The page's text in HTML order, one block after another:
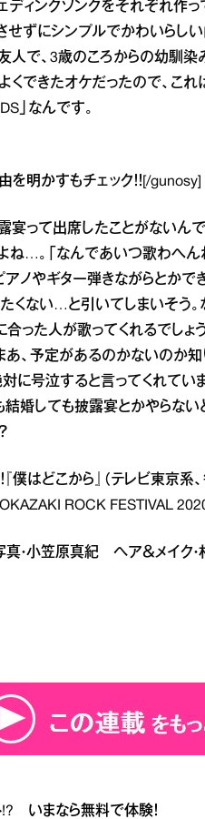
ディングソングをそれぞれ作っ
せずにシンプルでかわいらし
で、3歳のころからの幼馴染
くできたオケだったので、こ
」なんです。
を明かす もチェック！！[/gunosy]
って出席したことがないんで
…。「なんであいつ歌わへん
ノやギター弾きながらとかで
くない…と引いてしまいそう
合った人が歌ってくれるでしょ
、予定があるのかないのか知
に号泣すると言ってくれてい
婚しても披露宴とかやらない
僕はどこから』（テレビ東京系
ROCK FESTIVAL 2020
真・小笠原真紀 ヘア＆メイク
いまなら無料で体験！